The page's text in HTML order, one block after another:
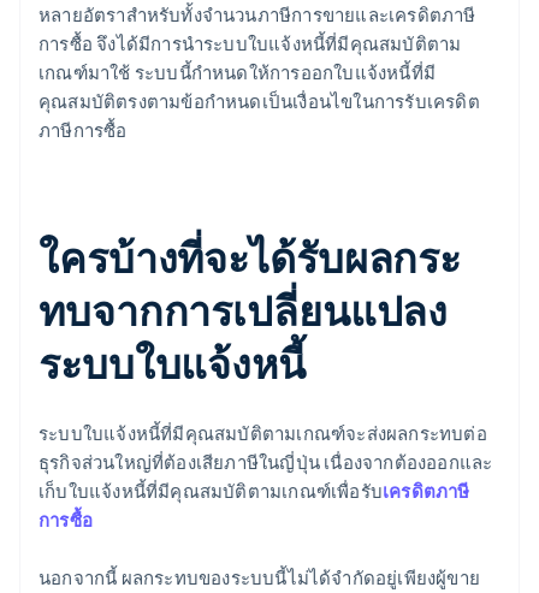
หลายอัตราสำหรับทั้งจำนวนภาษีการขายและเครดิตภาษี
การซื้อ จึงได้มีการนำระบบใบแจ้งหนี้ที่มีคุณสมบัติตาม
เกณฑ์มาใช้ ระบบนี้กำหนดให้การออกใบแจ้งหนี้ที่มี
คุณสมบัติตรงตามข้อกำหนดเป็นเงื่อนไขในการรับเครดิต
ภาษีการซื้อ
ใครบ้างที่จะได้รับผลกระ
ทบจากการเปลี่ยนแปลง
ระบบใบแจ้งหนี้
ระบบใบแจ้งหนี้ที่มีคุณสมบัติตามเกณฑ์จะส่งผลกระทบต่อ
ธุรกิจส่วนใหญ่ที่ต้องเสียภาษีในญี่ปุ่น เนื่องจากต้องออกและ
เก็บใบแจ้งหนี้ที่มีคุณสมบัติตามเกณฑ์เพื่อรับเครดิตภาษี
การซื้อ
นอกจากนี้ ผลกระทบของระบบนี้ไม่ได้จำกัดอยู่เพียงผู้ขาย